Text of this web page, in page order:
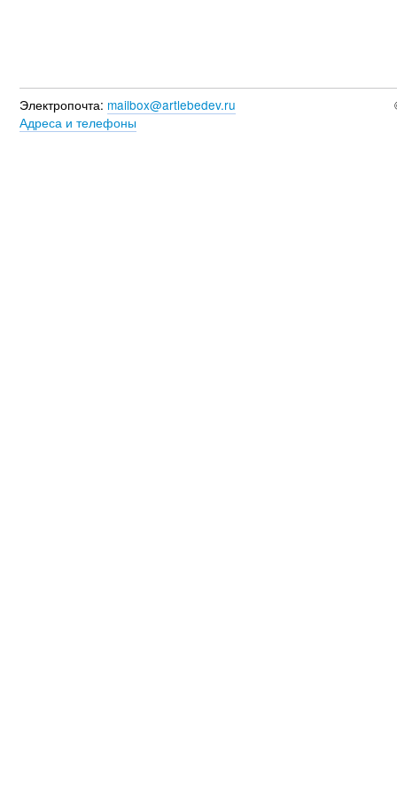
Электропочта: mailbox@artlebedev.ru
Адреса и телефоны